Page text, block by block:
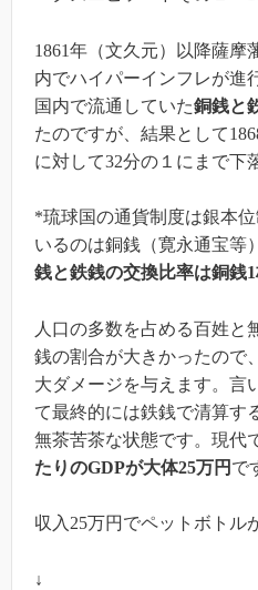
1861年（文久元）以降薩摩
内でハイパーインフレが進
国内で流通していた銅銭と
たのですが、結果として
に対して32分の１にまで下
*琉球国の通貨制度は銀本
いるのは銅銭（寛永通宝等
銭と鉄銭の交換比率は銅銭1
人口の多数を占める百姓と
銭の割合が大きかったので
大ダメージを与えます。言
て最終的には鉄銭で清算す
無茶苦茶な状態です。 現代
たりのGDPが大体25万円 で
収入25万円でペットボトル
↓